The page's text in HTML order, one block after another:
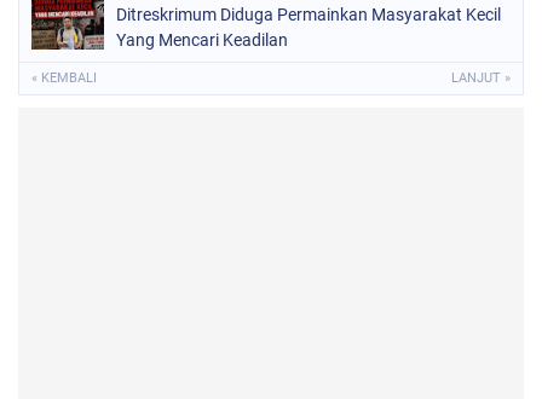
Ditreskrimum Diduga Permainkan Masyarakat Kecil
Yang Mencari Keadilan
« KEMBALI LANJUT »